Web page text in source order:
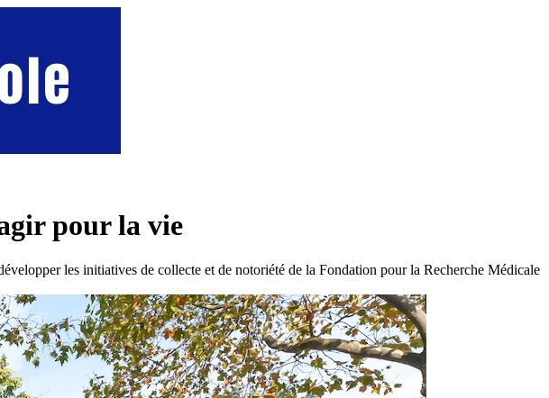
pour la vie
les initiatives de collecte et de notoriété de la Fondation pour la Recherche Médicale